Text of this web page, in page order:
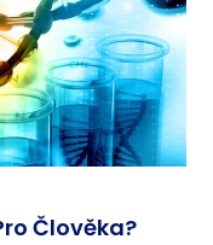
Člověka?